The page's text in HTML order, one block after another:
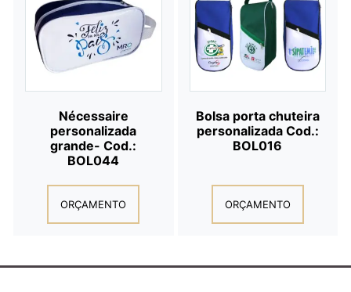
Nécessaire
personalizada
grande- Cod.:
BOL044
ORÇAMENTO
Bolsa porta chuteira
personalizada Cod.:
BOL016
ORÇAMENTO